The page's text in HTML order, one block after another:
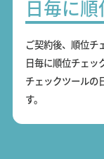
日毎に
ご契約後、順位チ
日毎に順位チェッ
チェックツールの
す。